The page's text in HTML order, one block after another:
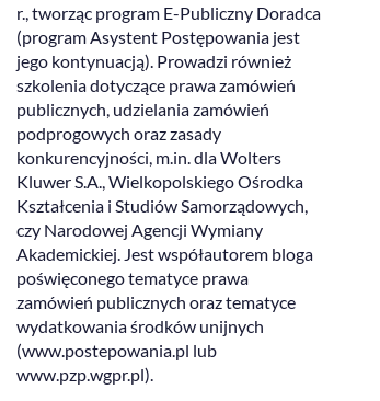
r., tworząc program E-Publiczny Doradca
(program Asystent Postępowania jest
jego kontynuacją). Prowadzi również
szkolenia dotyczące prawa zamówień
publicznych, udzielania zamówień
podprogowych oraz zasady
konkurencyjności, m.in. dla Wolters
Kluwer S.A., Wielkopolskiego Ośrodka
Kształcenia i Studiów Samorządowych,
czy Narodowej Agencji Wymiany
Akademickiej. Jest współautorem bloga
poświęconego tematyce prawa
zamówień publicznych oraz tematyce
wydatkowania środków unijnych
(www.postepowania.pl lub
www.pzp.wgpr.pl).